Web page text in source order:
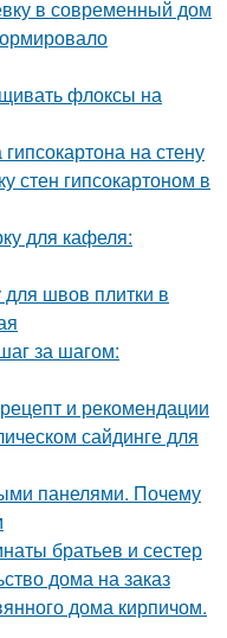
в современный дом
флоксы на
на стену
стен гипсокартоном в
для кафеля:
швов плитки в
за шагом:
и рекомендации
сайдинге для
панелями. Почему
братьев и сестер
дома на заказ
дома кирпичом.